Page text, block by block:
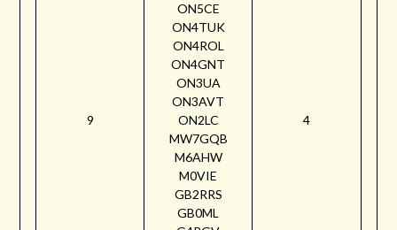
9
ON5CE
ON4TUK
ON4ROL
ON4GNT
ON3UA
ON3AVT
ON2LC
MW7GQB
M6AHW
M0VIE
GB2RRS
GB0ML
4